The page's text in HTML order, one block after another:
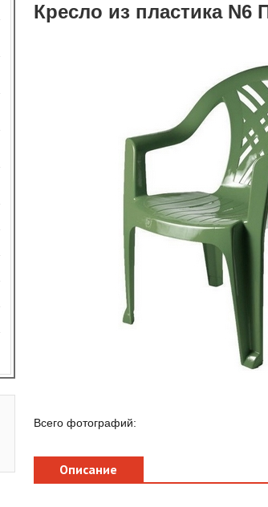
Кресло из пластика N6
Всего фотографий:
Описание